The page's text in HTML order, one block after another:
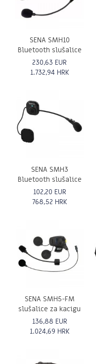
SENA SMH10
Bluetooth slušalice
230,63 EUR
1.732,94 HRK
SENA SMH3
Bluetooth slušalice
102,20 EUR
768,52 HRK
SENA SMH5-FM
slušalice za kacigu
136,88 EUR
1.024,69 HRK